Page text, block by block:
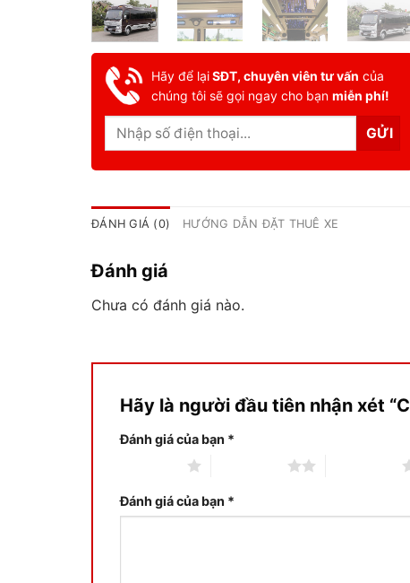
Hãy để lạiSĐT, chuyên viên tư vấn của
chúng tôi sẽ gọi ngay cho bạn miễn phí!
ĐÁNH GIÁ (0) HƯỚNG DẪN ĐẶT THUÊ XE
Đánh giá
Chưa có đánh giá nào.
Hãy là người đầu tiên nhận xét
Đánh giá của bạn *
Đánh giá của bạn *